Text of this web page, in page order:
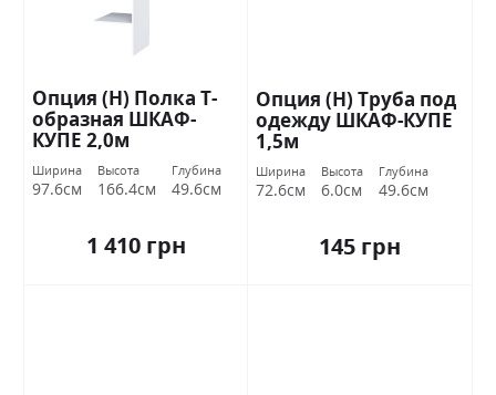
Опция (Н) Полка Т-
образная ШКАФ-
КУПЕ 2,0м
Ширина
97.6см
Высота
166.4см
Глубина
49.6см
1 410 грн
Опция (Н) Труба под
одежду ШКАФ-КУПЕ
1,5м
Ширина
72.6см
Высота
6.0см
Глубина
49.6см
145 грн